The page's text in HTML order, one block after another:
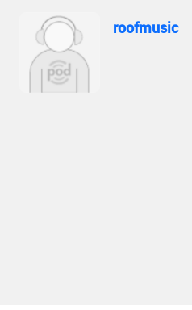
roofmusic